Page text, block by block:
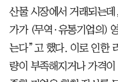
산물 시장에서 거래되는
가가 (무역·유통기업의)
는다”고 했다. 이로 인한
량이 부족해지거나 가격